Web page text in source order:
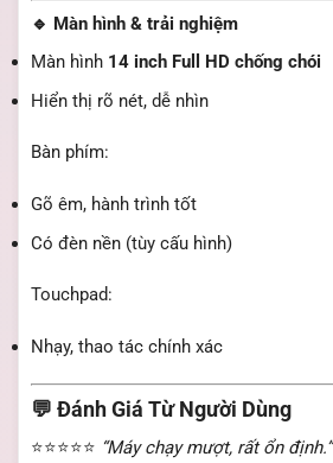
🔹 Màn hình & trải nghiệm
Màn hình 14 inch Full HD chống chói
Hiển thị rõ nét, dễ nhìn
Bàn phím:
Gõ êm, hành trình tốt
Có đèn nền (tùy cấu hình)
Touchpad:
Nhạy, thao tác chính xác
💬 Đánh Giá Từ Người Dùng
⭐⭐⭐⭐⭐ “Máy chạy mượt, rất ổn định.”